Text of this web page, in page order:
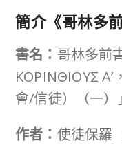
簡介《哥林多
書名： 哥林多前
ΚΟΡΙΝΘΙΟΥΣ A’
會/信徒）（一）
作者： 使徒保羅